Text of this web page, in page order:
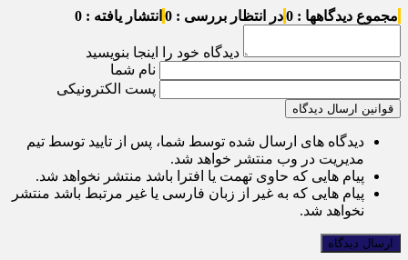
مجموع دیدگاهها : 0 در انتظار بررسی : 0 انتشار یافته : 0
دیدگاه خود را اینجا بنویسید
نام شما
پست الکترونیکی
قوانین ارسال دیدگاه
دیدگاه های ارسال شده توسط شما، پس از تایید توسط تیم
مدیریت در وب منتشر خواهد شد.
پیام هایی که حاوی تهمت یا افترا باشد منتشر نخواهد شد.
پیام هایی که به غیر از زبان فارسی یا غیر مرتبط باشد منتشر
نخواهد شد.